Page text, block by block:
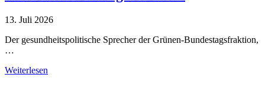
13. Juli 2026
Der gesundheitspolitische Sprecher der Grünen-Bundestagsfraktion,
…
Weiterlesen